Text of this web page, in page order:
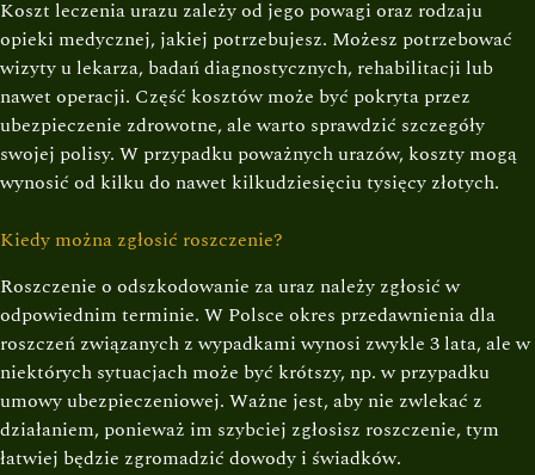
Koszt leczenia urazu zależy od jego powagi oraz rodzaju
opieki medycznej, jakiej potrzebujesz. Możesz potrzebować
wizyty u lekarza, badań diagnostycznych, rehabilitacji lub
nawet operacji. Część kosztów może być pokryta przez
ubezpieczenie zdrowotne, ale warto sprawdzić szczegóły
swojej polisy. W przypadku poważnych urazów, koszty mogą
wynosić od kilku do nawet kilkudziesięciu tysięcy złotych.
Kiedy można zgłosić roszczenie?
Roszczenie o odszkodowanie za uraz należy zgłosić w
odpowiednim terminie. W Polsce okres przedawnienia dla
roszczeń związanych z wypadkami wynosi zwykle 3 lata, ale w
niektórych sytuacjach może być krótszy, np. w przypadku
umowy ubezpieczeniowej. Ważne jest, aby nie zwlekać z
działaniem, ponieważ im szybciej zgłosisz roszczenie, tym
łatwiej będzie zgromadzić dowody i świadków.